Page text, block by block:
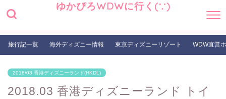
ゆかぴろWDWに行く(∵)
旅行記一覧 海外ディズニー情報 東京ディズニーリゾート WDW直営
2018/03 香港ディズニーランド(HKDL)
2018.03 香港ディズニーランド トイ